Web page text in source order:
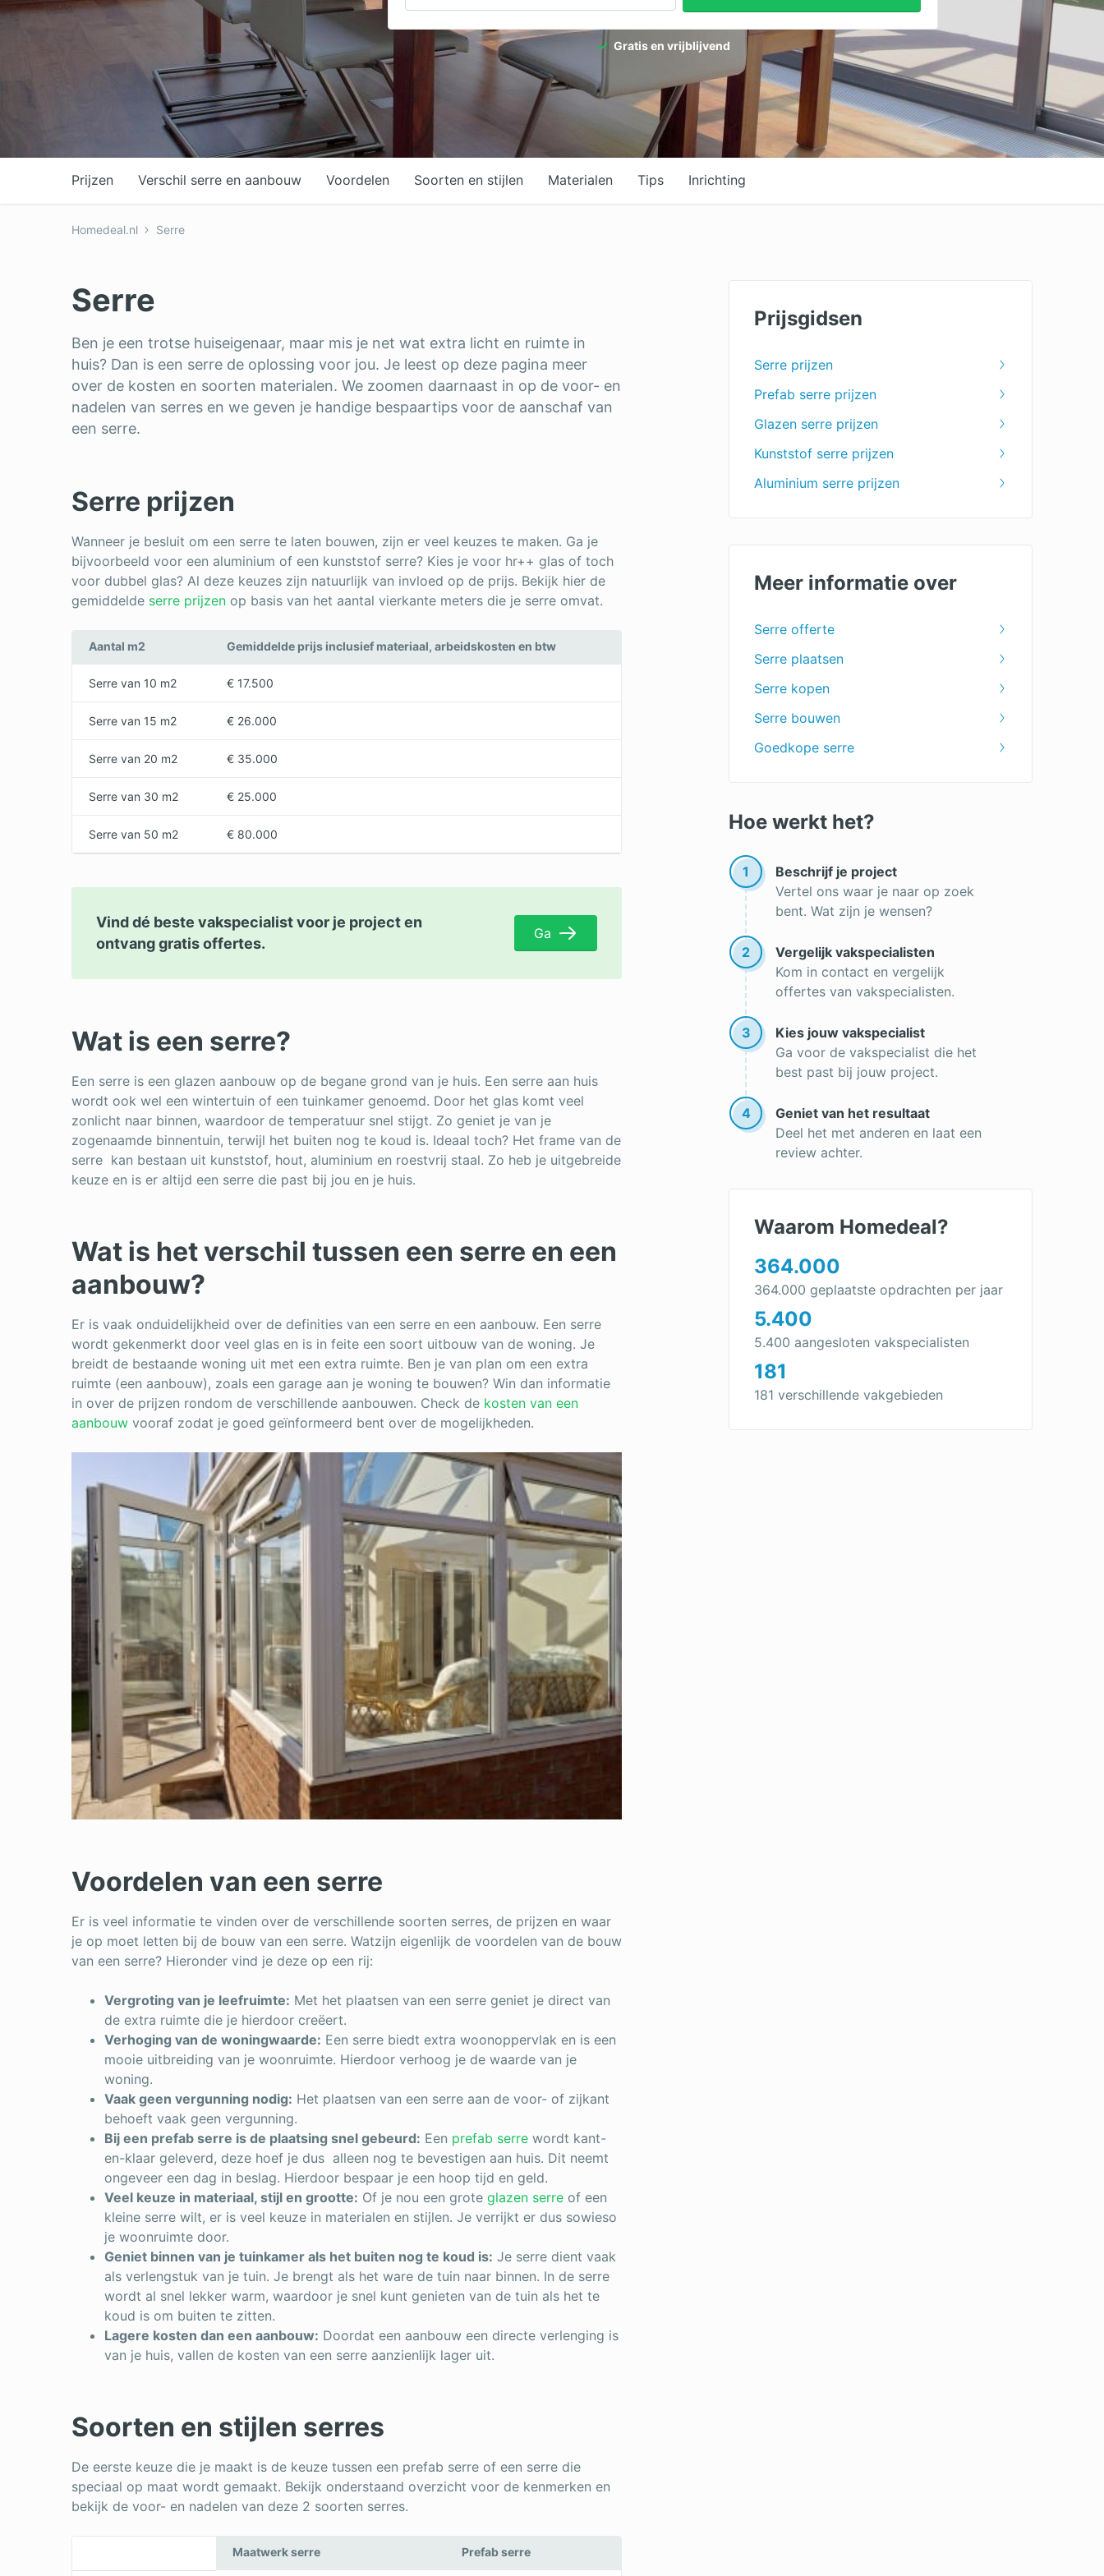
Elektricien
Laadpalen
Loodgieter
Ongediertebestrijding
Tuinonderhoud
Ventilatie
Gratis en vrijblijvend
Prijzen Verschil serre en aanbouw Voordelen Soorten en stijlen Materialen Tips Inrichting
Homedeal.nl Serre
Serre
Ben je een trotse huiseigenaar, maar mis je net wat extra licht en ruimte in
huis? Dan is een serre de oplossing voor jou. Je leest op deze pagina meer
over de kosten en soorten materialen. We zoomen daarnaast in op de voor- en
nadelen van serres en we geven je handige bespaartips voor de aanschaf van
een serre.
Serre prijzen
Wanneer je besluit om een serre te laten bouwen, zijn er veel keuzes te maken. Ga je
bijvoorbeeld voor een aluminium of een kunststof serre? Kies je voor hr++ glas of toch
voor dubbel glas? Al deze keuzes zijn natuurlijk van invloed op de prijs. Bekijk hier de
gemiddelde serre prijzen op basis van het aantal vierkante meters die je serre omvat.
Aantal m2 Gemiddelde prijs inclusief materiaal, arbeidskosten en btw
Serre van 10 m2 € 17.500
Serre van 15 m2 € 26.000
Serre van 20 m2 € 35.000
Serre van 30 m2 € 25.000
Serre van 50 m2 € 80.000
Vind dé beste vakspecialist voor je project en
ontvang gratis offertes.
Ga
Wat is een serre?
Een serre is een glazen aanbouw op de begane grond van je huis. Een serre aan huis
wordt ook wel een wintertuin of een tuinkamer genoemd. Door het glas komt veel
zonlicht naar binnen, waardoor de temperatuur snel stijgt. Zo geniet je van je
zogenaamde binnentuin, terwijl het buiten nog te koud is. Ideaal toch? Het frame van de
serre kan bestaan uit kunststof, hout, aluminium en roestvrij staal. Zo heb je uitgebreide
keuze en is er altijd een serre die past bij jou en je huis.
Wat is het verschil tussen een serre en een
aanbouw?
Er is vaak onduidelijkheid over de definities van een serre en een aanbouw. Een serre
wordt gekenmerkt door veel glas en is in feite een soort uitbouw van de woning. Je
breidt de bestaande woning uit met een extra ruimte. Ben je van plan om een extra
ruimte (een aanbouw), zoals een garage aan je woning te bouwen? Win dan informatie
in over de prijzen rondom de verschillende aanbouwen. Check de kosten van een
aanbouw vooraf zodat je goed geïnformeerd bent over de mogelijkheden.
Voordelen van een serre
Er is veel informatie te vinden over de verschillende soorten serres, de prijzen en waar
je op moet letten bij de bouw van een serre. Watzijn eigenlijk de voordelen van de bouw
van een serre? Hieronder vind je deze op een rij:
Vergroting van je leefruimte: Met het plaatsen van een serre geniet je direct van
de extra ruimte die je hierdoor creëert.
Verhoging van de woningwaarde: Een serre biedt extra woonoppervlak en is een
mooie uitbreiding van je woonruimte. Hierdoor verhoog je de waarde van je
woning.
Vaak geen vergunning nodig: Het plaatsen van een serre aan de voor- of zijkant
behoeft vaak geen vergunning.
Bij een prefab serre is de plaatsing snel gebeurd: Een prefab serre wordt kant-
en-klaar geleverd, deze hoef je dus alleen nog te bevestigen aan huis. Dit neemt
ongeveer een dag in beslag. Hierdoor bespaar je een hoop tijd en geld.
Veel keuze in materiaal, stijl en grootte: Of je nou een grote glazen serre of een
kleine serre wilt, er is veel keuze in materialen en stijlen. Je verrijkt er dus sowieso
je woonruimte door.
Geniet binnen van je tuinkamer als het buiten nog te koud is: Je serre dient vaak
als verlengstuk van je tuin. Je brengt als het ware de tuin naar binnen. In de serre
wordt al snel lekker warm, waardoor je snel kunt genieten van de tuin als het te
koud is om buiten te zitten.
Lagere kosten dan een aanbouw: Doordat een aanbouw een directe verlenging is
van je huis, vallen de kosten van een serre aanzienlijk lager uit.
Soorten en stijlen serres
De eerste keuze die je maakt is de keuze tussen een prefab serre of een serre die
speciaal op maat wordt gemaakt. Bekijk onderstaand overzicht voor de kenmerken en
bekijk de voor- en nadelen van deze 2 soorten serres.
Maatwerk serre Prefab serre
Prijsgidsen
Serre prijzen
Prefab serre prijzen
Glazen serre prijzen
Kunststof serre prijzen
Aluminium serre prijzen
Meer informatie over
Serre offerte
Serre plaatsen
Serre kopen
Serre bouwen
Goedkope serre
Hoe werkt het?
1
Beschrijf je project
Vertel ons waar je naar op zoek
bent. Wat zijn je wensen?
2
Vergelijk vakspecialisten
Kom in contact en vergelijk
offertes van vakspecialisten.
3
Kies jouw vakspecialist
Ga voor de vakspecialist die het
best past bij jouw project.
4
Geniet van het resultaat
Deel het met anderen en laat een
review achter.
Waarom Homedeal?
364.000
364.000 geplaatste opdrachten per jaar
5.400
5.400 aangesloten vakspecialisten
181
181 verschillende vakgebieden